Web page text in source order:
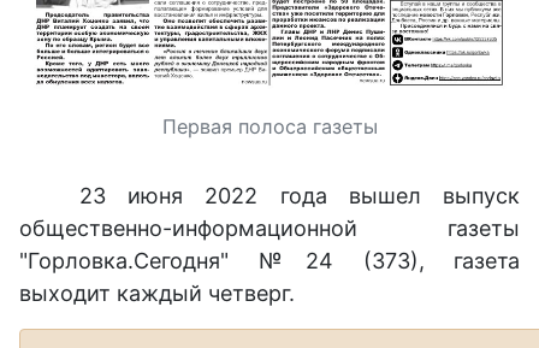
Первая полоса газеты
23 июня 2022 года вышел выпуск
общественно-информационной газеты
"Горловка.Сегодня" №24 (373), газета
выходит каждый четверг.